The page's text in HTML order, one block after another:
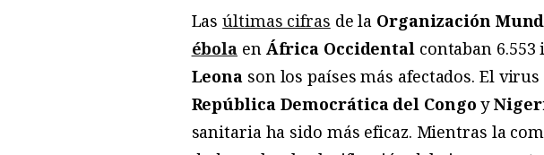
Lasúltimas cifras de la Organización
ébola en África Occidental contaban
Leona son los países más afectados. El
República Democrática del Congo y
sanitaria ha sido más eficaz. Mientras la